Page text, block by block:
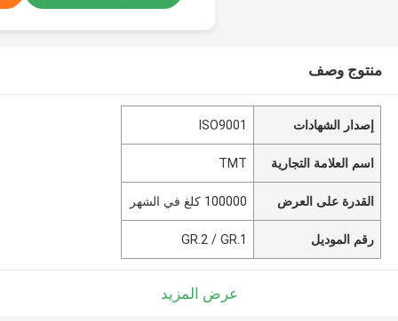
منتوج وصف
إصدار الشهادات ISO9001
اسم العلامة التجارية TMT
القدرة على العرض 100000 كلغ في الشهر
رقم الموديل GR.2 / GR.1
عرض المزيد